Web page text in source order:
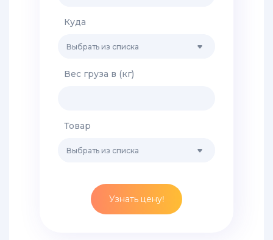
экспедиторские
Куда
Выбрать из списка
Вес груза в (кг)
Товар
Выбрать из списка
Узнать цену!